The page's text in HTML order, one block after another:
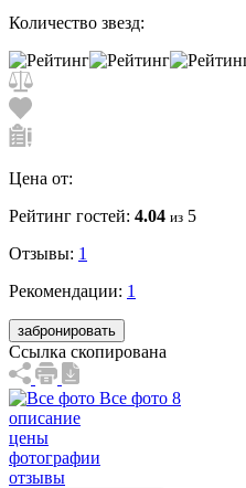
Количество звезд:
Цена от:
Рейтинг гостей: 4.04 из 5
Отзывы: 1
Рекомендации: 1
забронировать
Ссылка скопирована
Все фото 8
описание
цены
фотографии
отзывы